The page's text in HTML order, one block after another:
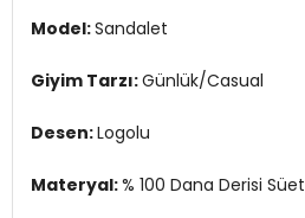
Topuk Tipi:Düz
Yaş Grubu: Yetişkin
Model:Sandalet
Giyim Tarzı:Günlük/Casual
Desen:Logolu
Materyal:% 100 Dana Derisi Süet